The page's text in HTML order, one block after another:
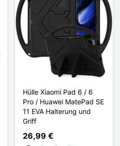
Hülle Xiaomi Pad 6 / 6
Pro / Huawei MatePad SE
11 EVA Halterung und
Griff
26,99 €